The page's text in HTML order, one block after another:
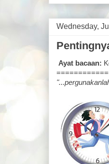
Wednesday,
Ayat bacaan: